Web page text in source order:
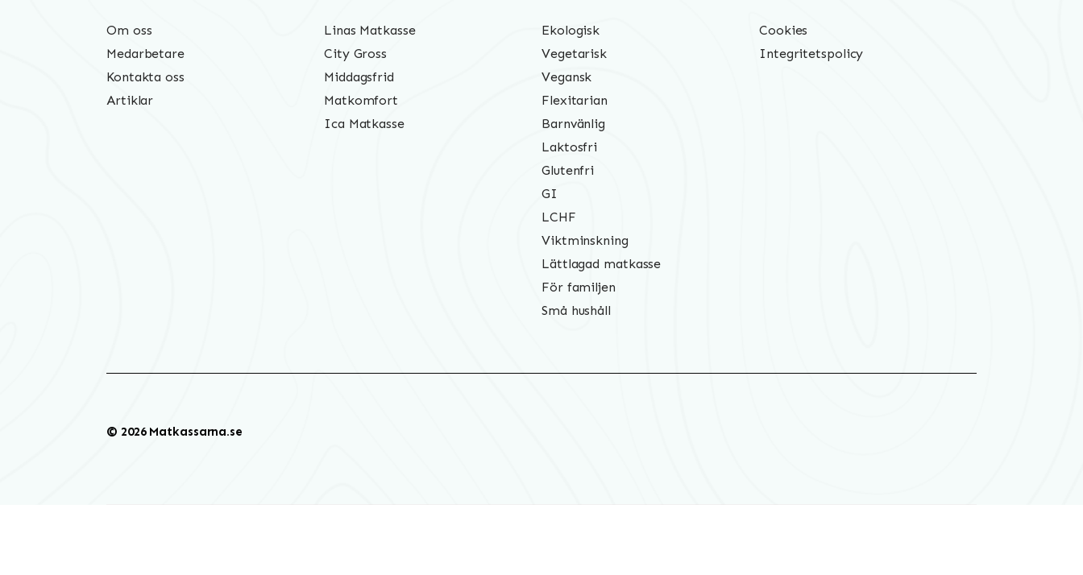
Om oss
Medarbetare
Kontakta oss
Artiklar
Linas Matkasse
City Gross
Middagsfrid
Matkomfort
Ica Matkasse
Ekologisk
Vegetarisk
Vegansk
Flexitarian
Barnvänlig
Laktosfri
Glutenfri
GI
LCHF
Viktminskning
Lättlagad matkasse
För familjen
Små hushåll
Cookies
Integritetspolicy
© 2026 Matkassarna.se